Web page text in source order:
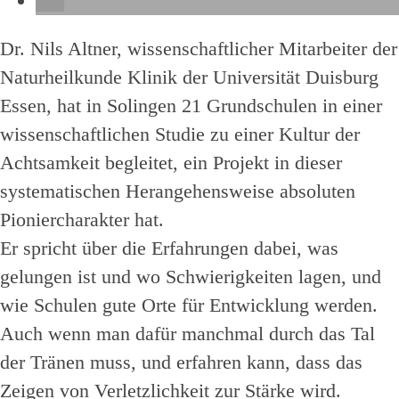
Dr. Nils Altner, wissenschaftlicher Mitarbeiter der
Naturheilkunde Klinik der Universität Duisburg
Essen, hat in Solingen 21 Grundschulen in einer
wissenschaftlichen Studie zu einer Kultur der
Achtsamkeit begleitet, ein Projekt in dieser
systematischen Herangehensweise absoluten
Pioniercharakter hat.
Er spricht über die Erfahrungen dabei, was
gelungen ist und wo Schwierigkeiten lagen, und
wie Schulen gute Orte für Entwicklung werden.
Auch wenn man dafür manchmal durch das Tal
der Tränen muss, und erfahren kann, dass das
Zeigen von Verletzlichkeit zur Stärke wird.